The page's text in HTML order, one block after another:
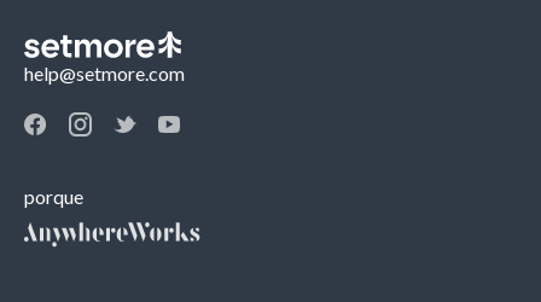
help@setmore.com
porque